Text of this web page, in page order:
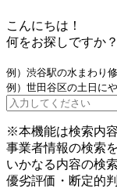
こんにちは！
何をお探しですか？
例）渋谷駅の水まわり
例）世田谷区の土日に
※本機能は検索内
事業者情報の検索
いかなる内容の検
優劣評価・断定的